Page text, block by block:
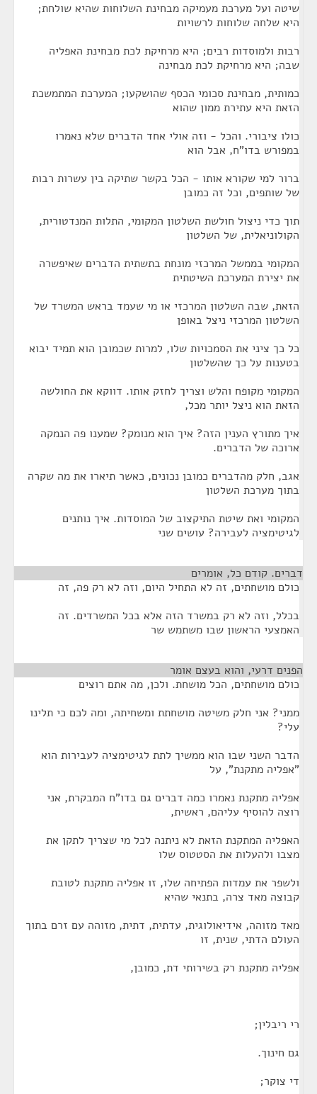
שיטה ועל מערכת מעמיקה מבחינת השלוחות שהיא שולחת;
היא שלחה שלוחות לרשויות
רבות ולמוסדות רבים; היא מרחיקת לכת מבחינת האפליה
שבה; היא מרחיקת לכת מבחינה
כמותית, מבחינת סכומי הכסף שהושקעו; המערכת המתמשכת
הזאת היא עתירת ממון שהוא
כולו ציבורי. והכל - וזה אולי אחד הדברים שלא נאמרו
במפורש בדו"ח, אבל הוא
ברור למי שקורא אותו - הכל בקשר שתיקה בין עשרות רבות
של שותפים, וכל זה כמובן
תוך כדי ניצול חולשת השלטון המקומי, התלות המנדטורית,
הקולוניאלית, של השלטון
המקומי בממשל המרכזי מונחת בתשתית הדברים שאיפשרה
את יצירת המערכת השיטתית
הזאת, שבה השלטון המרכזי או מי שעמד בראש המשרד של
השלטון המרכזי ניצל באופן
כל כך ציני את הסמכויות שלו, למרות שכמובן הוא תמיד יבוא
בטענות על כך שהשלטון
המקומי מקופח והלש וצריך לחזק אותו. דווקא את החולשה
הזאת הוא ניצל יותר מכל,
איך מתורץ הענין הזה? איך הוא מנומק? שמענו פה הנמקה
ארוכה של הדברים.
אגב, חלק מהדברים כמובן נכונים, כאשר תיארו את מה שקרה
בתוך מערכת השלטון
המקומי ואת שיטת התיקצוב של המוסדות. איך נותנים
לגיטימציה לעבירה? עושים שני
דברים. קודם כל, אומרים
כולם מושחתים, זה לא התחיל היום, וזה לא רק פה, זה
בכלל, וזה לא רק במשרד הזה אלא בכל המשרדים. זה
האמצעי הראשון שבו משתמש שר
הפנים דרעי, והוא בעצם אומר
כולם מושחתים, הכל מושחת. ולכן, מה אתם רוצים
ממני? אני חלק משיטה מושחתת ומשחיתה, ומה לכם כי תלינו
עלי?
הדבר השני שבו הוא ממשיך לתת לגיטימציה לעבירות הוא
"אפליה מתקנת", על
אפליה מתקנת נאמרו כמה דברים גם בדו"ח המבקרת, אני
רוצה להוסיף עליהם, ראשית,
האפליה המתקנת הזאת לא ניתנה לכל מי שצריך לתקן את
מצבו ולהעלות את הסטטוס שלו
ולשפר את עמדות הפתיחה שלו, זו אפליה מתקנת לטובת
קבוצה מאד צרה, בתנאי שהיא
מאד מזוהה, אידיאולוגית, עדתית, דתית, מזוהה עם זרם בתוך
העולם הדתי, שנית, זו
אפליה מתקנת רק בשירותי דת, כמובן,
רי ריבלין;
גם חינוך.
די צוקר;